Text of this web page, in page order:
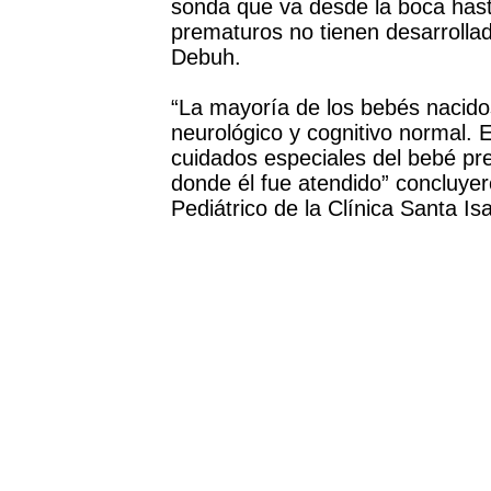
sonda que va desde la boca
prematuros no tienen
Debuh.
“La mayoría de los bebés
neurológico y cognitivo normal.
cuidados especiales del bebé
donde él fue atendido”
Pediátrico de la Clínica Santa